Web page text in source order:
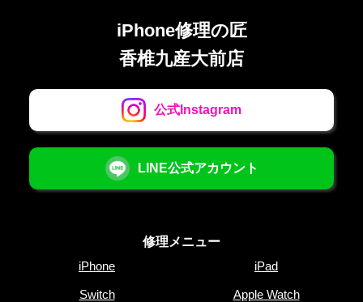
iPhone修理の匠
香椎九産大前店
公式Instagram
LINE公式アカウント
修理メニュー
iPhone
iPad
Switch Apple Watch